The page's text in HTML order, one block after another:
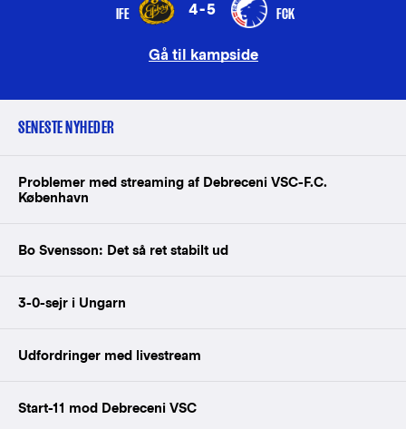
IFE 4-5 FCK
Gå til kampside
SENESTE NYHEDER
Problemer med streaming af Debreceni VSC-F.C.
København
Bo Svensson: Det så ret stabilt ud
3-0-sejr i Ungarn
Udfordringer med livestream
Start-11 mod Debreceni VSC